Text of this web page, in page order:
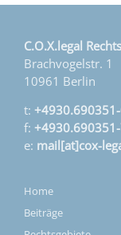
C.O.X.legal
Brachvogelstr. 1
10961 Berlin
t:
f:
e: mail[at]cox-
Home
Beiträge